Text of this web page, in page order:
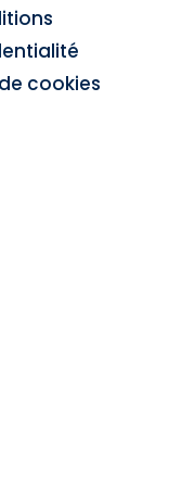
cookies